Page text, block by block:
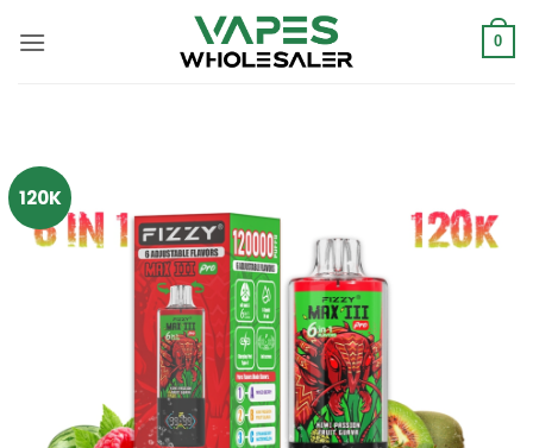
뛰
기
0
120K